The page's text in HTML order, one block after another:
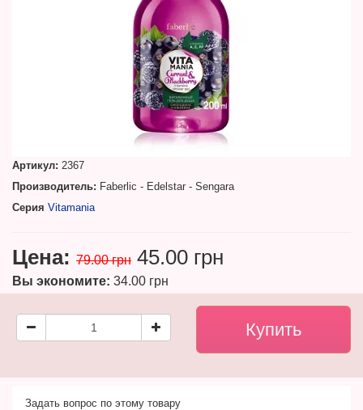
Артикул: 2367
Производитель: Faberlic - Edelstar - Sengara
Серия Vitamania
Цена: 79.00 грн 45.00 грн
Вы экономите: 34.00 грн
Задать вопрос по этому товару